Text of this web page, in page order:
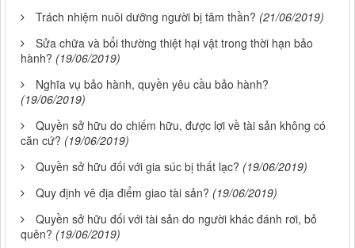
Trách nhiệm nuôi dưỡng người bị tâm thần? (21/06/2019)
Sửa chữa và bổi thường thiệt hại vật trong thời hạn bảo
hành? (19/06/2019)
Nghĩa vụ bảo hành, quyền yêu cầu bảo hành?
(19/06/2019)
Quyền sở hữu do chiếm hữu, được lợi về tài sản không có
căn cứ? (19/06/2019)
Quyền sở hữu đối với gia súc bị thất lạc? (19/06/2019)
Quy định vê địa điểm giao tài sản? (19/06/2019)
Quyền sở hữu đối với tài sản do người khác đánh rơi, bỏ
quên? (19/06/2019)